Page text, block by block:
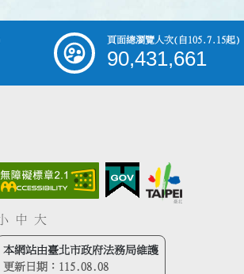
頁面總瀏覽人次(自105.7.15起)
90,431,661
中 大
本網站由臺北市政府法務局維護
更新日期： 115.08.08